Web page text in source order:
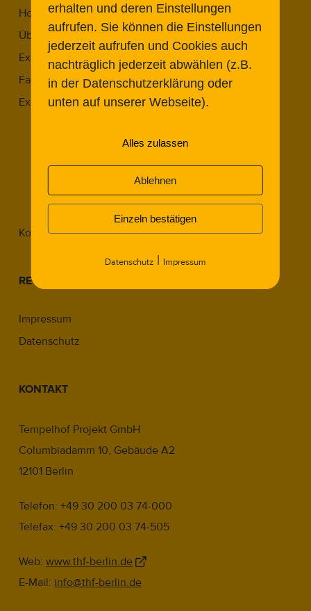
Home
Über Uns
Expert:innen
Fachbeiträge
Expert Meetings
Expert Meeting 2023.1
Expert Meeting 2023.2
Expert Meeting 2024.1
Expert Meeting 2025.2
Kontakt
RECHTLICHES
Impressum
Datenschutz
KONTAKT
Tempelhof Projekt GmbH
Columbiadamm 10, Gebäude A2
12101 Berlin
Telefon: +49 30 200 03 74-000
Telefax: +49 30 200 03 74-505
Web: www.thf-berlin.de
E-Mail: info@thf-berlin.de
erhalten und deren Einstellungen
aufrufen. Sie können die Einstellungen
jederzeit aufrufen und Cookies auch
nachträglich jederzeit abwählen (z.B.
in der Datenschutzerklärung oder
unten auf unserer Webseite).
Alles zulassen
Ablehnen
Einzeln bestätigen
Datenschutz| Impressum